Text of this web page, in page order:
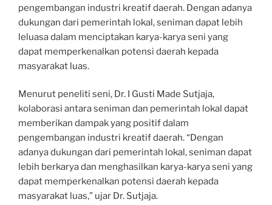
pengembangan industri kreatif daerah. Dengan adanya
dukungan dari pemerintah lokal, seniman dapat lebih
leluasa dalam menciptakan karya-karya seni yang
dapat memperkenalkan potensi daerah kepada
masyarakat luas.
Menurut peneliti seni, Dr. I Gusti Made Sutjaja,
kolaborasi antara seniman dan pemerintah lokal dapat
memberikan dampak yang positif dalam
pengembangan industri kreatif daerah. “Dengan
adanya dukungan dari pemerintah lokal, seniman dapat
lebih berkarya dan menghasilkan karya-karya seni yang
dapat memperkenalkan potensi daerah kepada
masyarakat luas,” ujar Dr. Sutjaja.